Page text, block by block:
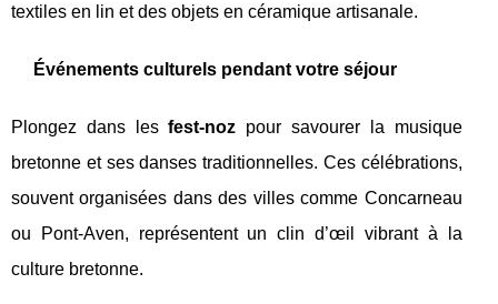
textiles en lin et des objets en céramique artisanale.
Événements culturels pendant votre séjour
Plongez dans lesfest-noz pour savourer la musique
bretonne et ses danses traditionnelles. Ces célébrations,
souvent organisées dans des villes comme Concarneau
ou Pont-Aven, représentent un clin d’œil vibrant à la
culture bretonne.